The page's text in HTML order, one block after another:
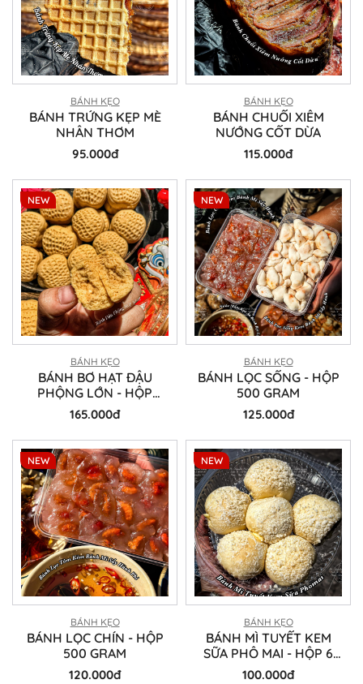
BÁNH KẸO
BÁNH TRỨNG KẸP MÈ
NHÂN THƠM
95.000đ
BÁNH KẸO
BÁNH CHUỐI XIÊM
NƯỚNG CỐT DỪA
115.000đ
BÁNH KẸO
BÁNH BƠ HẠT ĐẬU
PHỘNG LỚN - HỘP
300GRAM
165.000đ
NEW
BÁNH KẸO
BÁNH LỌC SỐNG - HỘP
500 GRAM
125.000đ
NEW
BÁNH KẸO
BÁNH LỌC CHÍN - HỘP
500 GRAM
120.000đ
NEW
BÁNH KẸO
BÁNH MÌ TUYẾT KEM
SỮA PHÔ MAI - HỘP 6
CÁI
100.000đ
NEW